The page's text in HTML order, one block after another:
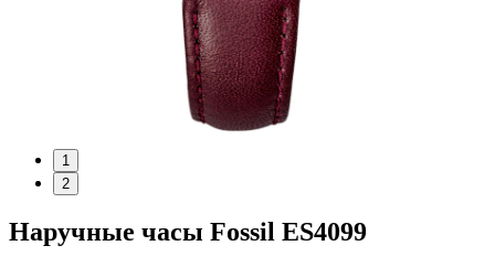
1
2
Наручные часы Fossil ES4099